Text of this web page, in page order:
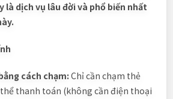
là dịch vụ lâu đời và phổ biến nhất
cách chạm: Chỉ cần chạm thẻ
thanh toán (không cần điện thoại